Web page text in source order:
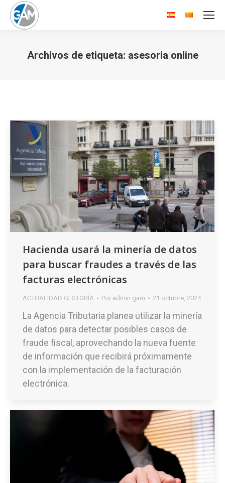
Archivos de etiqueta: asesoria online
Hacienda usará la minería de datos
para buscar fraudes a través de las
facturas electrónicas
ACTUALIDAD GESTORÍA Por admin.gam 21 octubre, 2024
La Agencia Tributaria planea utilizar la minería
de datos para detectar posibles casos de
fraude fiscal, aprovechando la nueva fuente
de información que recibirá próximamente
con la implementación de la facturación
electrónica.